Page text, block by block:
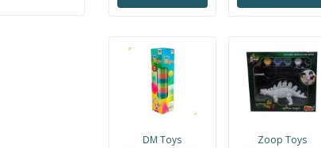
DM Toys Zoop Toys